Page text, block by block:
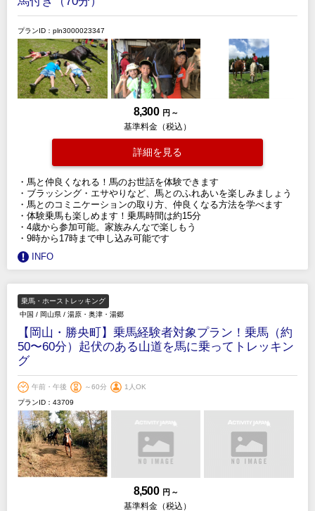
プランID：pln3000023347
8,300 円 ～
基準料金（税込）
詳細を見る
・馬と仲良くなれる！馬のお世話を体験できます
・ブラッシング・エサやりなど、馬とのふれあいを楽しみましょう
・馬とのコミニケーションの取り方、仲良くなる方法を学べます
・体験乗馬も楽しめます！乗馬時間は約15分
・4歳から参加可能。家族みんなで楽しもう
・9時から17時まで申し込み可能です
INFO
乗馬・ホーストレッキング
中国 / 岡山県 / 湯原・奥津・湯郷
【岡山・勝央町】乗馬経験者対象プラン！乗馬（約
50〜60分）起伏のある山道を馬に乗ってトレッキン
グ
午前・午後 ～60分
1人OK
プランID：43709
8,500 円 ～
基準料金（税込）